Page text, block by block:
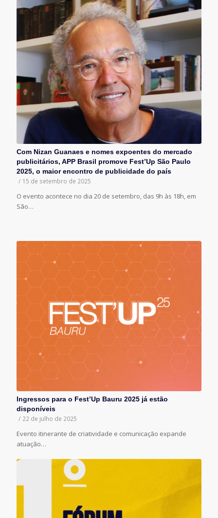
Com Nizan Guanaes e nomes expoentes do mercado
publicitários, APP Brasil promove Fest’Up São Paulo
2025, o maior encontro de publicidade do país
/ 15 de setembro de 2025
O evento acontece no dia 20 de setembro, das 9h às 18h, em
São…
Ingressos para o Fest’Up Bauru 2025 já estão
disponíveis
/ 22 de julho de 2025
Evento itinerante de criatividade e comunicação expande
atuação…